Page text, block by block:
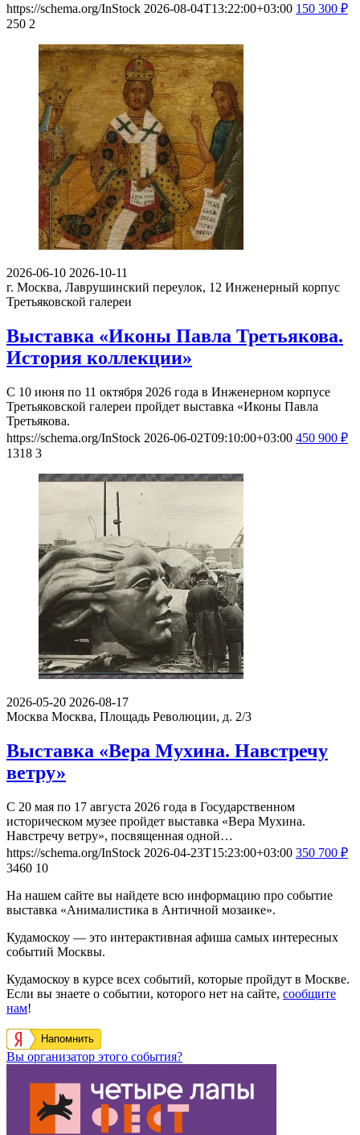
https://schema.org/InStock 2026-08-04T13:22:00+03:00 150 300 ₽
250 2
2026-06-10 2026-10-11
г. Москва, Лаврушинский переулок, 12 Инженерный корпус
Третьяковской галереи
Выставка «Иконы Павла Третьякова.
История коллекции»
С 10 июня по 11 октября 2026 года в Инженерном корпусе
Третьяковской галереи пройдет выставка «Иконы Павла
Третьякова.
https://schema.org/InStock 2026-06-02T09:10:00+03:00 450 900 ₽
1318 3
2026-05-20 2026-08-17
Москва Москва, Площадь Революции, д. 2/3
Выставка «Вера Мухина. Навстречу
ветру»
С 20 мая по 17 августа 2026 года в Государственном
историческом музее пройдет выставка «Вера Мухина.
Навстречу ветру», посвященная одной…
https://schema.org/InStock 2026-04-23T15:23:00+03:00 350 700 ₽
3460 10
На нашем сайте вы найдете всю информацию про событие
выставка «Анималистика в Античной мозаике».
Кудамоскоу — это интерактивная афиша самых интересных
событий Москвы.
Кудамоскоу в курсе всех событий, которые пройдут в Москве.
Если вы знаете о событии, которого нет на сайте, сообщите
нам!
Напомнить
Вы организатор этого события?